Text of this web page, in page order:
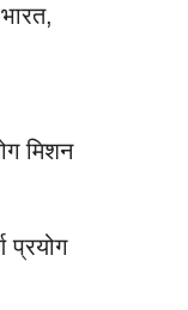
मिशन
प्रयोग